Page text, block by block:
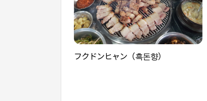
フクドンヒャン（흑돈향）